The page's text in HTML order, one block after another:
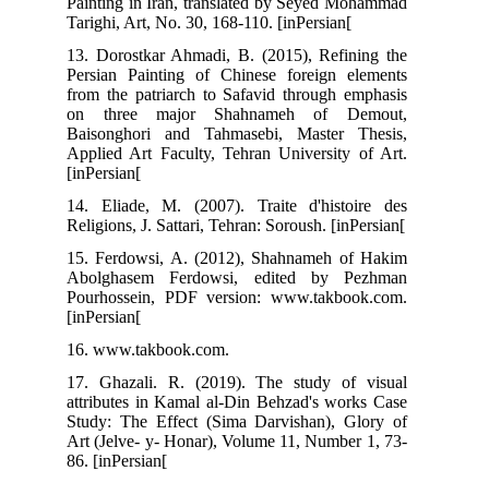
Tarighi, Art, No. 30, 168-110. [inPersian[
13. Dorostkar Ahmadi, B. (2015), Refining the
Persian Painting of Chinese foreign elements
from the patriarch to Safavid through emphasis
on three major Shahnameh of Demout,
Baisonghori and Tahmasebi, Master Thesis,
Applied Art Faculty, Tehran University of Art.
[inPersian[
14. Eliade, M. (2007). Traite d'histoire des
Religions, J. Sattari, Tehran: Soroush. [inPersian[
15. Ferdowsi, A. (2012), Shahnameh of Hakim
Abolghasem Ferdowsi, edited by Pezhman
Pourhossein, PDF version: www.takbook.com.
[inPersian[
16. www.takbook.com.
17. Ghazali. R. (2019). The study of visual
attributes in Kamal al-Din Behzad's works Case
Study: The Effect (Sima Darvishan), Glory of
Art (Jelve- y- Honar), Volume 11, Number 1, 73-
86. [inPersian[